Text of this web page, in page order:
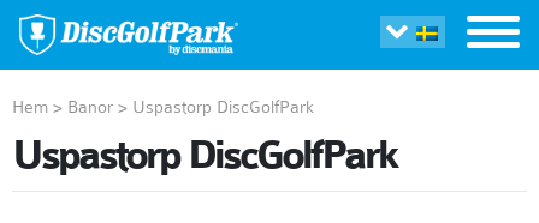
Hem > Banor > Uspastorp DiscGolfPark
Uspastorp DiscGolfPark